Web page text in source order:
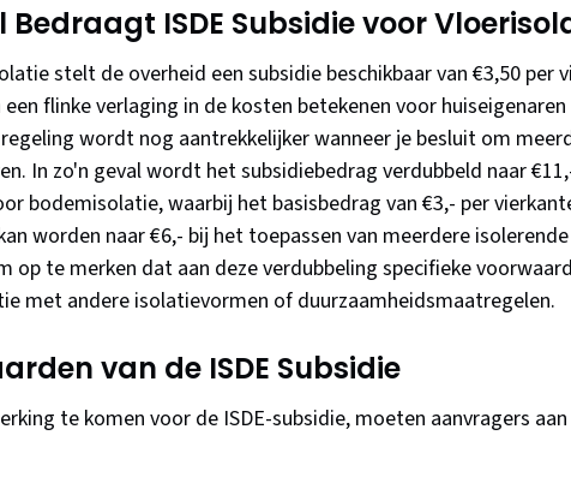
Bedraagt ISDE Subsidie voor
stelt de overheid een subsidie beschikbaar van €3,50 per
een flinke verlaging in de kosten betekenen voor
wordt nog aantrekkelijker wanneer je besluit om
In zo'n geval wordt het subsidiebedrag verdubbeld naar
bodemisolatie, waarbij het basisbedrag van €3,- per
worden naar €6,- bij het toepassen van meerdere
op te merken dat aan deze verdubbeling specifieke
met andere isolatievormen of duurzaamheidsmaatregelen.
van de ISDE Subsidie
te komen voor de ISDE-subsidie, moeten aanvragers